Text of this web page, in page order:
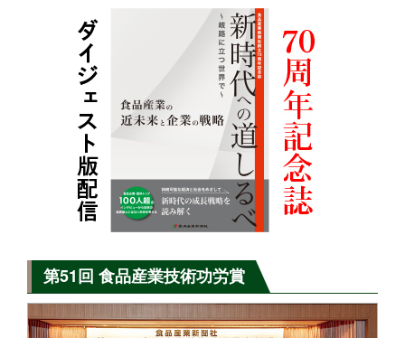
第51回 食品産業技術功労賞